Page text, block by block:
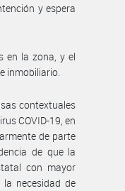
y espera
en la zona, y el
inmobiliario.
contextuales
COVID-19, en
de parte
de que la
con mayor
necesidad de